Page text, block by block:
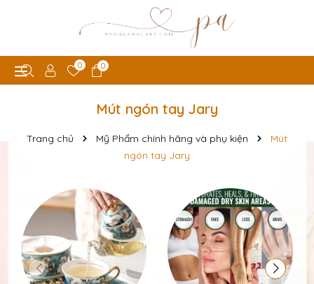
0 0
Mút ngón tay Jary
Trang chủ Mỹ Phẩm chính hãng và phụ kiện
Mút
ngón tay Jary